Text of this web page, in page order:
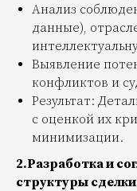
Анализ
данные),
Выявление
конфликтов и
Результат:
с оценкой их
минимизации.
2.Разработка и
структуры сделки